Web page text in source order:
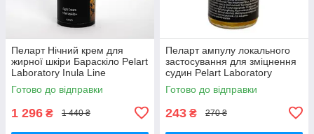
Пеларт Нічний крем для
жирної шкіри Бараскіло Pelart
Laboratory Inula Line
Barraskilo, 50 мл
Готово до відправки
1 296 ₴ 1 440 ₴
Пеларт ампулу локального
застосування для зміцнення
судин Pelart Laboratory
Apricot Line 2 мл
Готово до відправки
243 ₴ 270 ₴